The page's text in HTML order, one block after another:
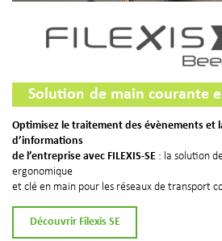
Solution de main courante
Optimisez le traitement des évènements et
d’informations
de l’entreprise avec FILEXIS-SE : la solution
ergonomique
et clé en main pour les réseaux de transport
Découvrir Filexis SE